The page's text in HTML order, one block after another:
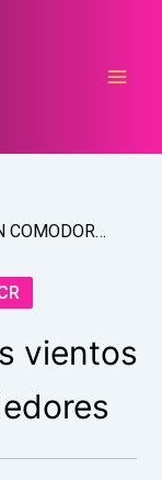
MIÉRCOLES CON FUERTES VIENTOS EN COMODORO Y ALREDEDORES
vientos